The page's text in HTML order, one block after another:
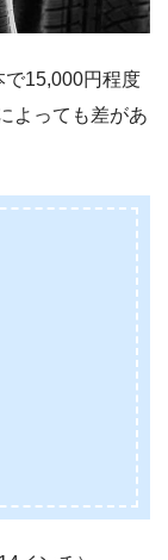
で15,000円程度
よっても差があ